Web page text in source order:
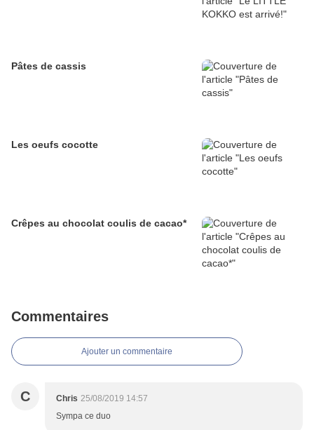
Pâtes de cassis
Les oeufs cocotte
Crêpes au chocolat coulis de cacao*
Commentaires
Ajouter un commentaire
C Chris 25/08/2019 14:57
Sympa ce duo